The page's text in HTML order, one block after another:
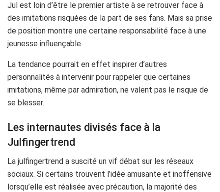
Jul est loin d’être le premier artiste à se retrouver face à
des imitations risquées de la part de ses fans. Mais sa prise
de position montre une certaine responsabilité face à une
jeunesse influençable.
La tendance pourrait en effet inspirer d’autres
personnalités à intervenir pour rappeler que certaines
imitations, même par admiration, ne valent pas le risque de
se blesser.
Les internautes divisés face à la
Julfingertrend
La julfingertrend a suscité un vif débat sur les réseaux
sociaux. Si certains trouvent l’idée amusante et inoffensive
lorsqu’elle est réalisée avec précaution, la majorité des